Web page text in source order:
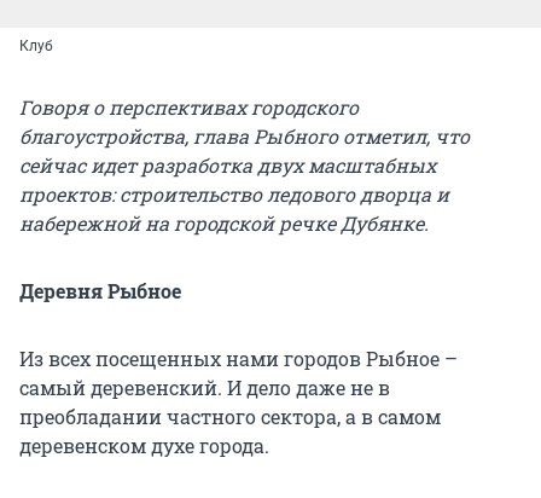
Клуб
Говоря о перспективах городского
благоустройства, глава Рыбного отметил, что
сейчас идет разработка двух масштабных
проектов: строительство ледового дворца и
набережной на городской речке Дубянке.
Деревня Рыбное
Из всех посещенных нами городов Рыбное –
самый деревенский. И дело даже не в
преобладании частного сектора, а в самом
деревенском духе города.